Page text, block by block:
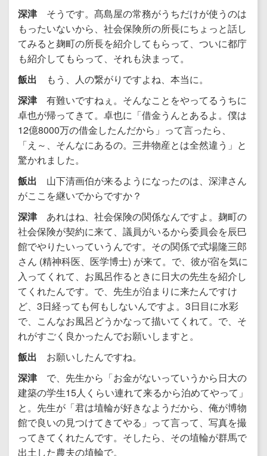
深津 そうです。髙島屋の常務がうちだけが使うのは
もったいないから、社会保険所の所長にちょっと話し
てみると麹町の所長を紹介してもらって、ついに都庁
も紹介してもらって、それも決まって。
飯出
もう、人の繋がりですよね、本当に。
深津 有難いですねぇ。そんなことをやってるうちに
卓也が帰ってきて。卓也に「借金うんとあるよ。僕は
12億8000万の借金したんだから」って言ったら、
「え～、そんなにあるの。三井物産とは全然違う」と
驚かれました。
飯出 山下清画伯が来るようになったのは、深津さん
がここを継いでからですか？
深津 あれはね、社会保険の関係なんですよ。麹町の
社会保険が契約に来て、議員がいるから委員会を辰巳
館でやりたいっていうんです。その関係で式場隆三郎
さん (精神科医、医学博士) が来て。で、彼が宿を気に
入ってくれて、お風呂作るときに日大の先生を紹介し
てくれたんです。で、先生が泊まりに来たんですけ
ど、3日経っても何もしないんですよ。3日目に水彩
で、こんなお風呂どうかなって描いてくれて。で、そ
れがすごく良かったんでお願いしますと。
飯出 お願いしたんですね。
深津 で、先生から「お金がないっていうから日大の
建築の学生15人くらい連れて来るから泊めてやって」
と。先生が「君は埴輪が好きなようだから、俺が博物
館で良いの見つけてきてやる」って言って、写真を撮
ってきてくれたんです。そしたら、その埴輪が群馬で
出土した農夫の埴輪で。